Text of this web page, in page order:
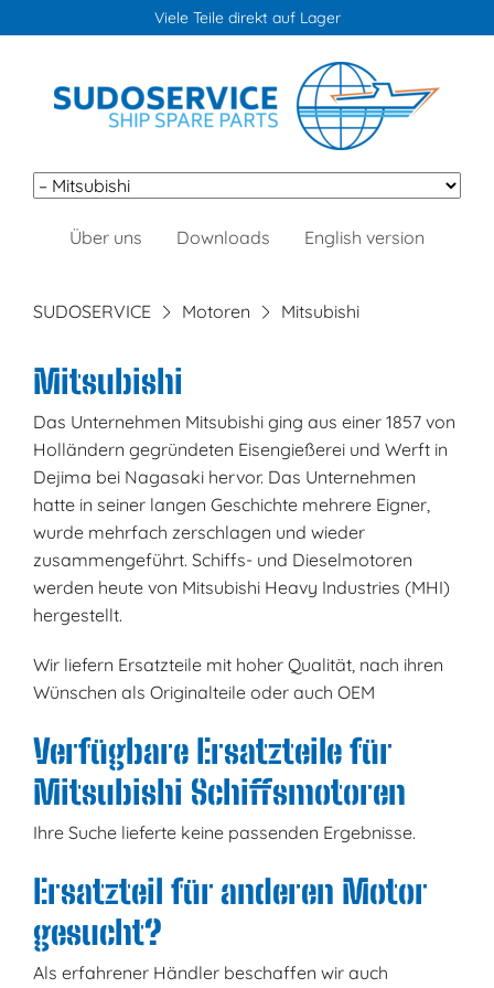
Viele Teile direkt auf Lager
Navigation
Über uns Downloads English version
SUDOSERVICE Motoren Mitsubishi
Mitsubishi
Das Unternehmen Mitsubishi ging aus einer 1857 von
Holländern gegründeten Eisengießerei und Werft in
Dejima bei Nagasaki hervor. Das Unternehmen
hatte in seiner langen Geschichte mehrere Eigner,
wurde mehrfach zerschlagen und wieder
zusammengeführt. Schiffs- und Dieselmotoren
werden heute von Mitsubishi Heavy Industries (MHI)
hergestellt.
Wir liefern Ersatzteile mit hoher Qualität, nach ihren
Wünschen als Originalteile oder auch OEM
Verfügbare Ersatzteile für
Mitsubishi Schiffsmotoren
Ihre Suche lieferte keine passenden Ergebnisse.
Ersatzteil für anderen Motor
gesucht?
Als erfahrener Händler beschaffen wir auch